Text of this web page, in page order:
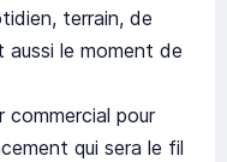
terrain, de
aussi le moment de
commercial pour
qui sera le fil